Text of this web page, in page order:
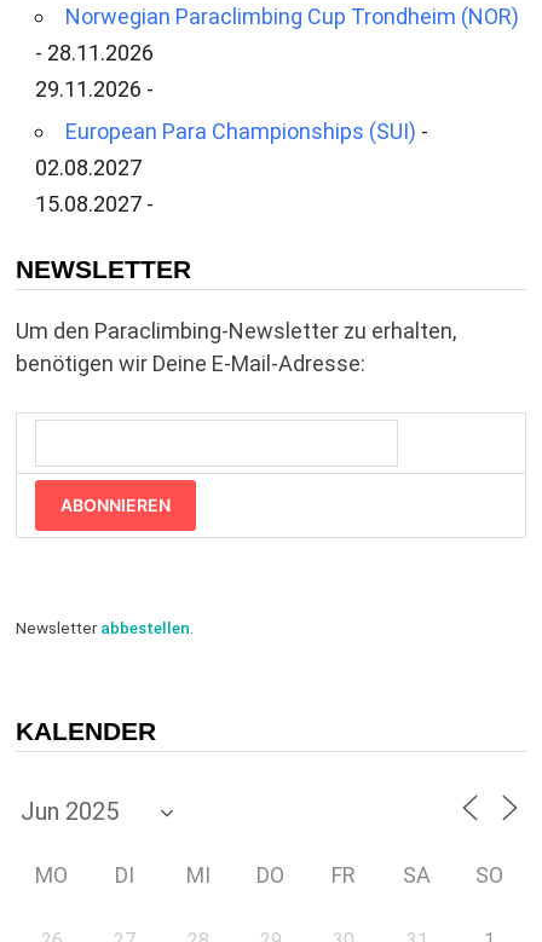
Norwegian Paraclimbing Cup Trondheim (NOR)
- 28.11.2026
29.11.2026 -
European Para Championships (SUI) -
02.08.2027
15.08.2027 -
NEWSLETTER
Um den Paraclimbing-Newsletter zu erhalten,
benötigen wir Deine E-Mail-Adresse:
ABONNIEREN
Newsletterabbestellen.
KALENDER
MO DI MI DO FR SA SO